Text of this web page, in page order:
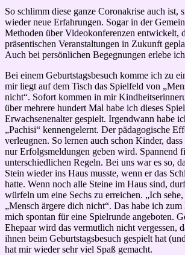
So schlimm diese ganze Coronakrise auch ist,
wieder neue Erfahrungen. Sogar in der
Methoden über Videokonferenzen entwickelt,
präsentischen Veranstaltungen in Zukunft
Auch bei persönlichen Begegnungen erlebe
Bei einem Geburtstagsbesuch komme ich zu
mir liegt auf dem Tisch das Spielfeld von
nicht“. Sofort kommen in mir
über mehrere hundert Mal habe ich dieses
Erwachsenenalter gespielt. Irgendwann habe
„Pachisi“ kennengelernt. Der pädagogische
verleugnen. So lernen auch schon Kinder,
nur Erfolgsmeldungen geben wird. Spannend
unterschiedlichen Regeln. Bei uns war es so,
Stein wieder ins Haus musste, wenn er das
hatte. Wenn noch alle Steine im Haus sind,
würfeln um eine Sechs zu erreichen. „Ich
„Mensch ärgere dich nicht“. Das habe ich zum
mich spontan für eine Spielrunde angeboten.
Ehepaar wird das vermutlich nicht vergessen,
ihnen beim Geburtstagsbesuch gespielt hat
hat mir wieder sehr viel Spaß gemacht.